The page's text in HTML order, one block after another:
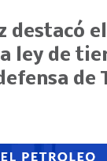
destacó
ley de
de